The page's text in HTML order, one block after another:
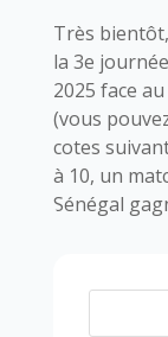
Très
la 3e
2025 face
(vous
cotes
à 10, un
Sénégal